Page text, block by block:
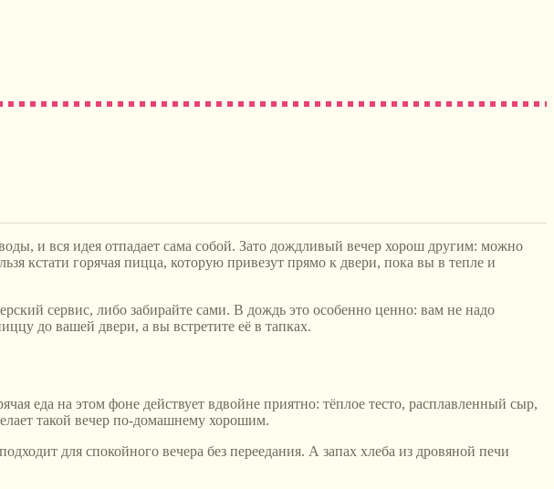
и вся идея отпадает сама собой. Зато дождливый вечер хорош другим: можно
кстати горячая пицца, которую привезут прямо к двери, пока вы в тепле и
сервис, либо забирайте сами. В дождь это особенно ценно: вам не надо
до вашей двери, а вы встретите её в тапках.
еда на этом фоне действует вдвойне приятно: тёплое тесто, расплавленный сыр,
такой вечер по-домашнему хорошим.
для спокойного вечера без переедания. А запах хлеба из дровяной печи